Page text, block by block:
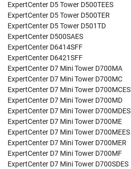
ExpertCenter D5 Tower D500TEES
ExpertCenter D5 Tower D500TER
ExpertCenter D5 Tower D501TD
ExpertCenter D500SAES
ExpertCenter D6414SFF
ExpertCenter D6421SFF
ExpertCenter D7 Mini Tower D700MA
ExpertCenter D7 Mini Tower D700MC
ExpertCenter D7 Mini Tower D700MCES
ExpertCenter D7 Mini Tower D700MD
ExpertCenter D7 Mini Tower D700MDES
ExpertCenter D7 Mini Tower D700ME
ExpertCenter D7 Mini Tower D700MEES
ExpertCenter D7 Mini Tower D700MER
ExpertCenter D7 Mini Tower D700MF
ExpertCenter D7 Mini Tower D700SDES